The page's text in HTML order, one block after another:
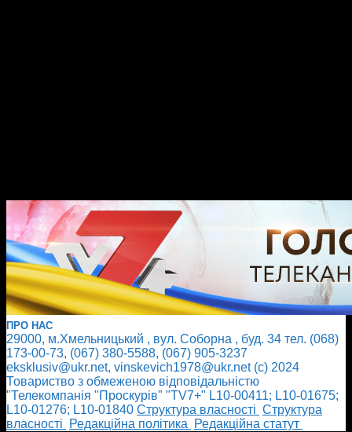
ПРО НАС
29000, м.Хмельницький , вул. Соборна , буд. 34 тел. (068)
173-00-73, (067) 380-5588, (067) 905-3237
eksklusiv@ukr.net, vinskevich1978@ukr.net (с) 2024
Товариство з обмеженою відповідальністю
"Телекомпанія "Проскурів" "TV7+" L10-00411; L10-01675;
L10-01276; L10-01840 Cтруктура власності Cтруктура
власності
Редакційна політика
Редакційна статут